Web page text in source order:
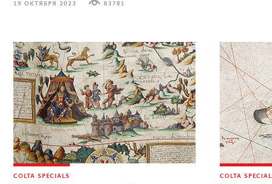
19 ОКТЯБРЯ 2023 83781
COLTA SPECIALS COLTA